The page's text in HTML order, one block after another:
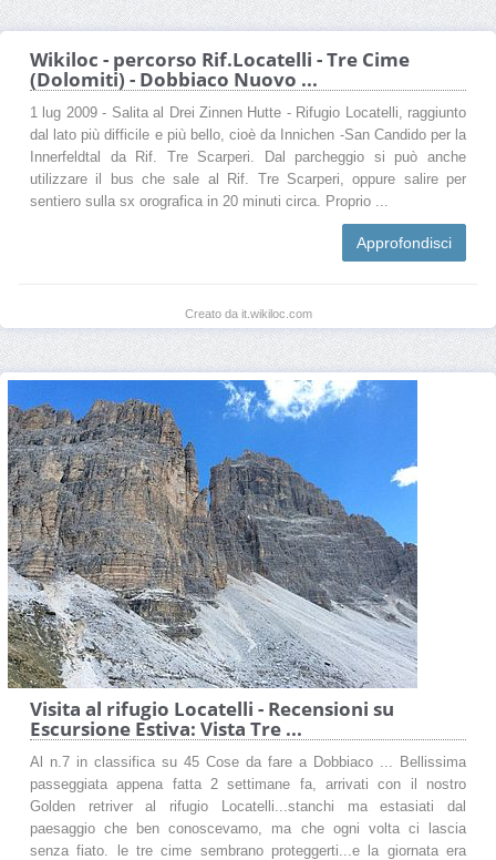
Wikiloc - percorso Rif.Locatelli - Tre Cime
(Dolomiti) - Dobbiaco Nuovo ...
1 lug 2009 - Salita al Drei Zinnen Hutte - Rifugio Locatelli, raggiunto
dal lato più difficile e più bello, cioè da Innichen -San Candido per la
Innerfeldtal da Rif. Tre Scarperi. Dal parcheggio si può anche
utilizzare il bus che sale al Rif. Tre Scarperi, oppure salire per
sentiero sulla sx orografica in 20 minuti circa. Proprio ...
Approfondisci
Creato da it.wikiloc.com
Visita al rifugio Locatelli - Recensioni su
Escursione Estiva: Vista Tre ...
Al n.7 in classifica su 45 Cose da fare a Dobbiaco ... Bellissima
passeggiata appena fatta 2 settimane fa, arrivati con il nostro
Golden retriver al rifugio Locatelli...stanchi ma estasiati dal
paesaggio che ben conoscevamo, ma che ogni volta ci lascia
senza fiato. le tre cime sembrano proteggerti...e la giornata era